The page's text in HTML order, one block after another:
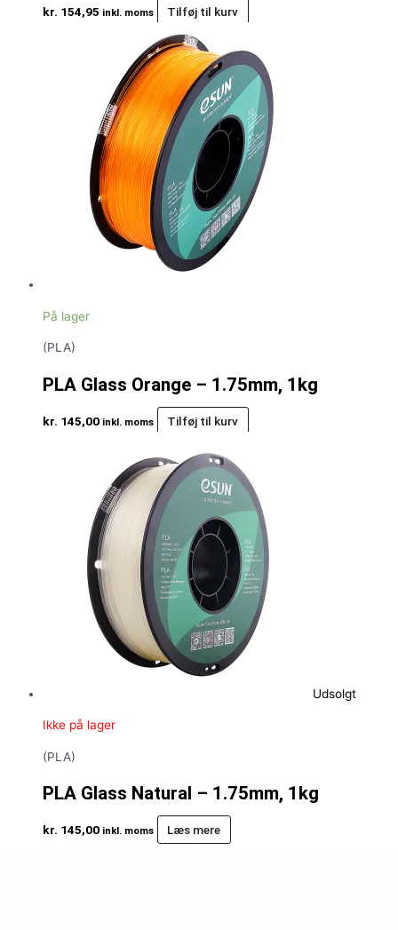
kr. 154,95 inkl. moms Tilføj til kurv
På lager
(PLA)
PLA Glass Orange – 1.75mm, 1kg
kr. 145,00 inkl. moms Tilføj til kurv
Udsolgt
Ikke på lager
(PLA)
PLA Glass Natural – 1.75mm, 1kg
kr. 145,00 inkl. moms Læs mere